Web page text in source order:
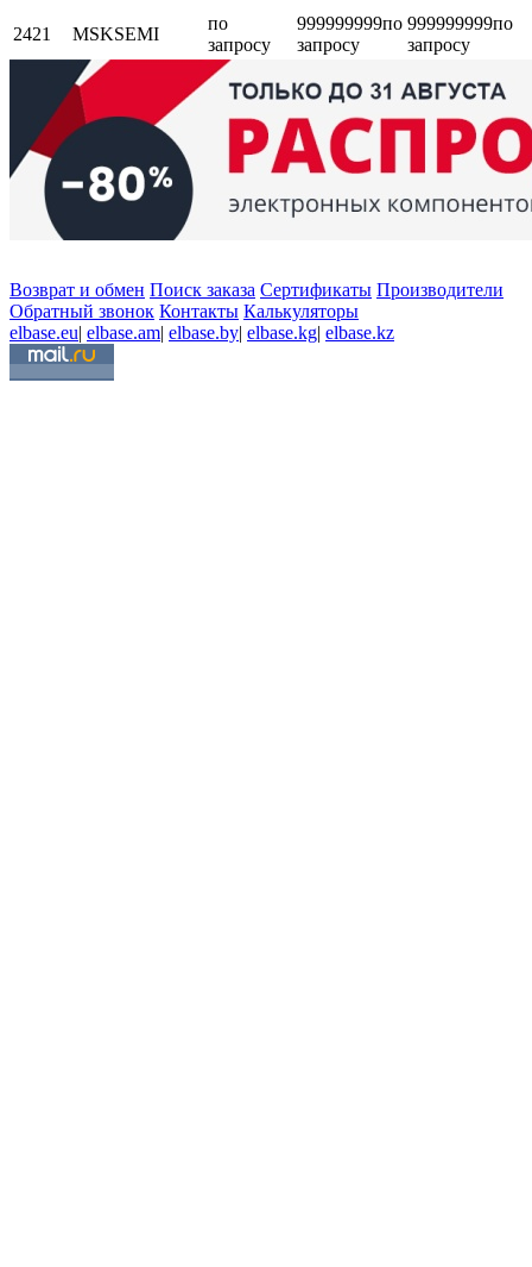
2421 MSKSEMI
по
запросу
999999999по
запросу
999999999по
запросу
Возврат и обмен Поиск заказа Сертификаты Производители
Обратный звонок Контакты Калькуляторы
elbase.eu| elbase.am| elbase.by| elbase.kg| elbase.kz